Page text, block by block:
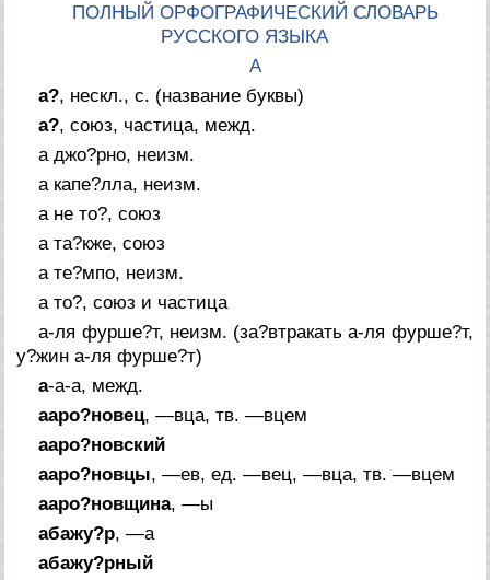
ПОЛНЫЙ ОРФОГРАФИЧЕСКИЙ СЛОВАРЬ
РУССКОГО ЯЗЫКА
А
а?, нескл., с. (название буквы)
а?,союз, частица, межд.
а джо?рно, неизм.
а капе?лла, неизм.
а не то?, союз
а та?кже, союз
а те?мпо, неизм.
а то?, союз и частица
а-ля фурше?т, неизм. (за?втракать а-ля фурше?т,
у?жин а-ля фурше?т)
а-а-а, межд.
ааро?новец, —вца,тв. —вцем
ааро?новский
ааро?новцы, —ев,ед. —вец, —вца,тв. —вцем
ааро?новщина, —ы
абажу?р, —а
абажу?рный